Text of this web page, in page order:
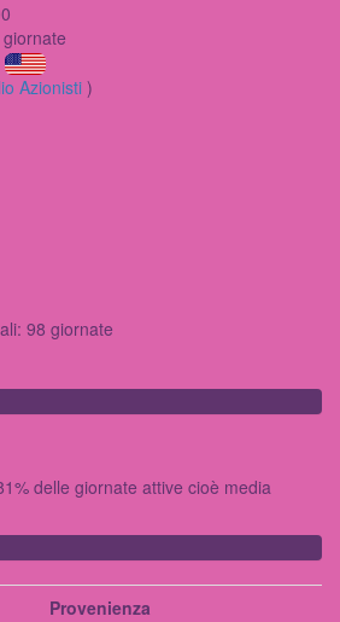
Azionisti )
98 giornate
delle giornate attive cioè media
Provenienza